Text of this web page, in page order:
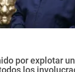
por explotar
los